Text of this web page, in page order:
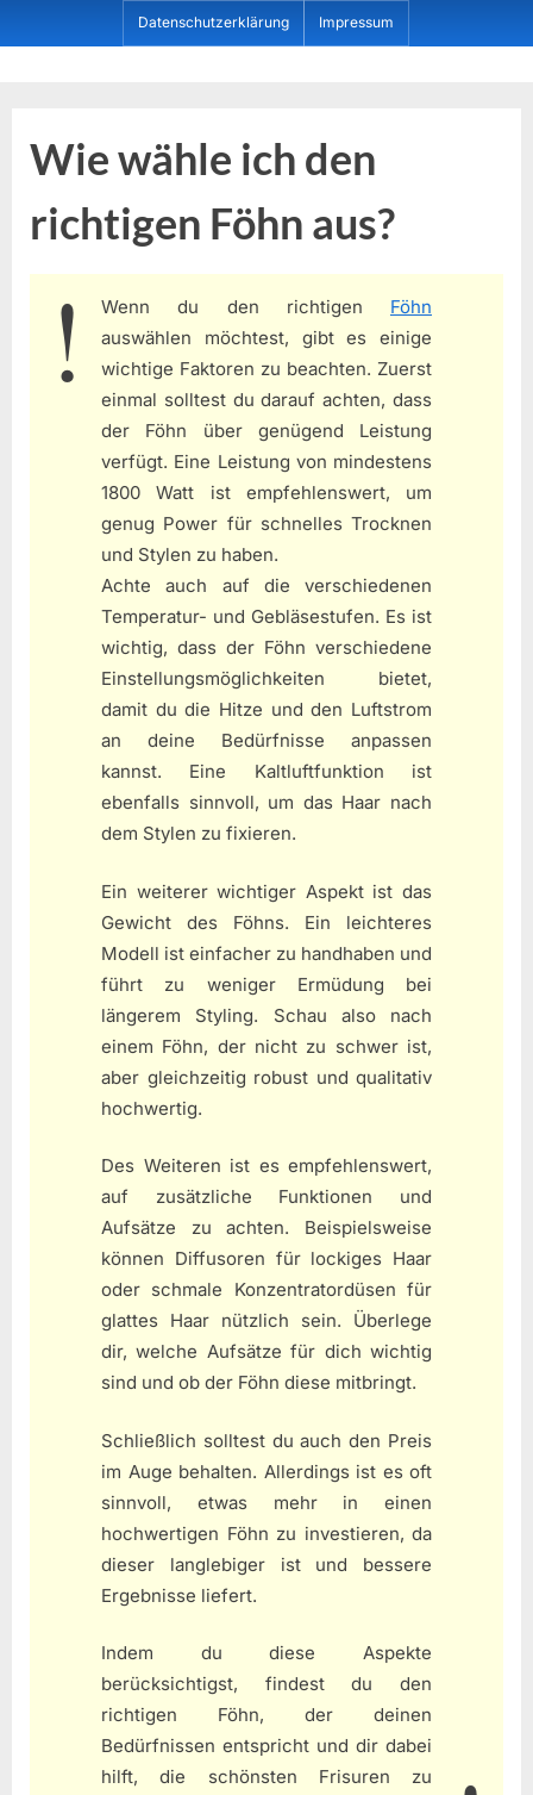
to
Datenschutzerklärung Impressum
Wie wähle ich den
richtigen Föhn aus?
Wenn du den richtigen Föhn
auswählen möchtest, gibt es einige
wichtige Faktoren zu beachten. Zuerst
einmal solltest du darauf achten, dass
der Föhn über genügend Leistung
verfügt. Eine Leistung von mindestens
1800 Watt ist empfehlenswert, um
genug Power für schnelles Trocknen
und Stylen zu haben.
Achte auch auf die verschiedenen
Temperatur- und Gebläsestufen. Es ist
wichtig, dass der Föhn verschiedene
Einstellungsmöglichkeiten bietet,
damit du die Hitze und den Luftstrom
an deine Bedürfnisse anpassen
kannst. Eine Kaltluftfunktion ist
ebenfalls sinnvoll, um das Haar nach
dem Stylen zu fixieren.
Ein weiterer wichtiger Aspekt ist das
Gewicht des Föhns. Ein leichteres
Modell ist einfacher zu handhaben und
führt zu weniger Ermüdung bei
längerem Styling. Schau also nach
einem Föhn, der nicht zu schwer ist,
aber gleichzeitig robust und qualitativ
hochwertig.
Des Weiteren ist es empfehlenswert,
auf zusätzliche Funktionen und
Aufsätze zu achten. Beispielsweise
können Diffusoren für lockiges Haar
oder schmale Konzentratordüsen für
glattes Haar nützlich sein. Überlege
dir, welche Aufsätze für dich wichtig
sind und ob der Föhn diese mitbringt.
Schließlich solltest du auch den Preis
im Auge behalten. Allerdings ist es oft
sinnvoll, etwas mehr in einen
hochwertigen Föhn zu investieren, da
dieser langlebiger ist und bessere
Ergebnisse liefert.
Indem du diese Aspekte
berücksichtigst, findest du den
richtigen Föhn, der deinen
Bedürfnissen entspricht und dir dabei
hilft, die schönsten Frisuren zu